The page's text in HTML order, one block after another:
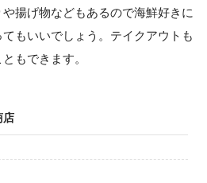
揚げ物などもあるので海鮮好きに
もいいでしょう。テイクアウトも
もできます。
店